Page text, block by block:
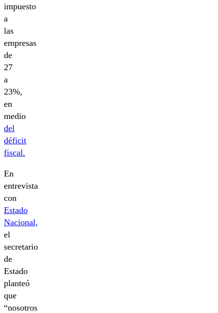
impuesto
a
las
empresas
de
27
a
23%,
en
medio
del
déficit
fiscal.
En
entrevista
con
Estado
Nacional,
el
secretario
de
Estado
planteó
que
“nosotros